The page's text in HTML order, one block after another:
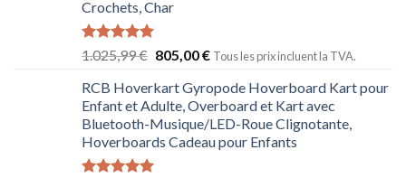
Crochets, Char
Note 5.00
1.025,99€ 805,00€ Tous les prix incluent la TVA.
RCB Hoverkart Gyropode Hoverboard Kart pour
Enfant et Adulte, Overboard et Kart avec
Bluetooth-Musique/LED-Roue Clignotante,
Hoverboards Cadeau pour Enfants